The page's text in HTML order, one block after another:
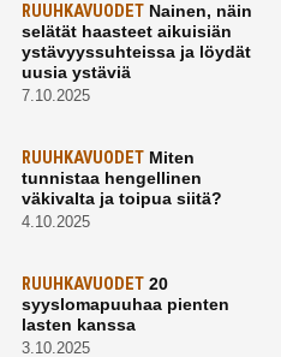
RUUHKAVUODETNainen, näin
selätät haasteet aikuisiän
ystävyyssuhteissa ja löydät
uusia ystäviä
7.10.2025
RUUHKAVUODETMiten
tunnistaa hengellinen
väkivalta ja toipua siitä?
4.10.2025
RUUHKAVUODET20
syyslomapuuhaa pienten
lasten kanssa
3.10.2025